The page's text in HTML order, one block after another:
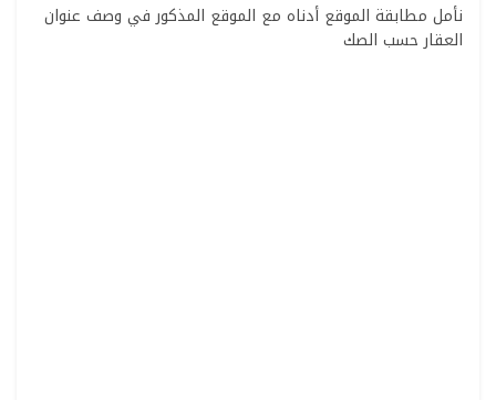
نأمل مطابقة الموقع أدناه مع الموقع المذكور في وصف عنوان
العقار حسب الصك